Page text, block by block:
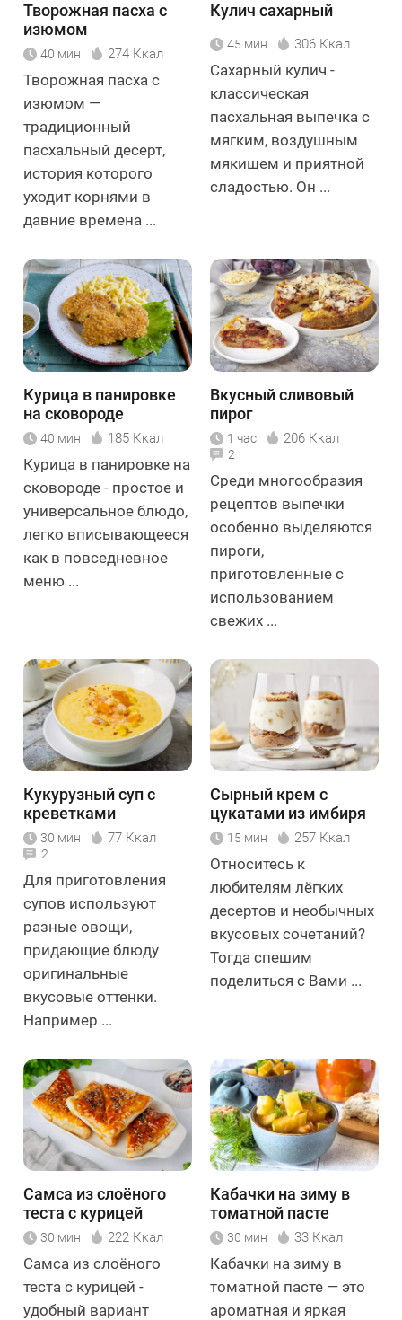
Творожная пасха с
изюмом
40 мин 274 Ккал
Творожная пасха с
изюмом —
традиционный
пасхальный десерт,
история которого
уходит корнями в
давние времена ...
Кулич сахарный
45 мин 306 Ккал
Сахарный кулич -
классическая
пасхальная выпечка с
мягким, воздушным
мякишем и приятной
сладостью. Он ...
Курица в панировке
на сковороде
40 мин 185 Ккал
Курица в панировке на
сковороде - простое и
универсальное блюдо,
легко вписывающееся
как в повседневное
меню ...
Вкусный сливовый
пирог
1 час 206 Ккал
2
Среди многообразия
рецептов выпечки
особенно выделяются
пироги,
приготовленные с
использованием
свежих ...
Кукурузный суп с
креветками
30 мин 77 Ккал
2
Для приготовления
супов используют
разные овощи,
придающие блюду
оригинальные
вкусовые оттенки.
Например ...
Сырный крем с
цукатами из имбиря
15 мин 257 Ккал
Относитесь к
любителям лёгких
десертов и необычных
вкусовых сочетаний?
Тогда спешим
поделиться с Вами ...
Самса из слоёного
теста с курицей
30 мин 222 Ккал
Самса из слоёного
теста с курицей -
удобный вариант
Кабачки на зиму в
томатной пасте
30 мин 33 Ккал
Кабачки на зиму в
томатной пасте — это
ароматная и яркая